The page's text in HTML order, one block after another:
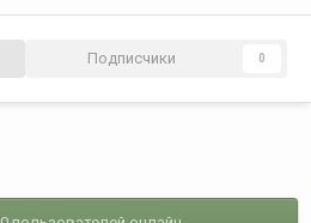
Подписчики 0